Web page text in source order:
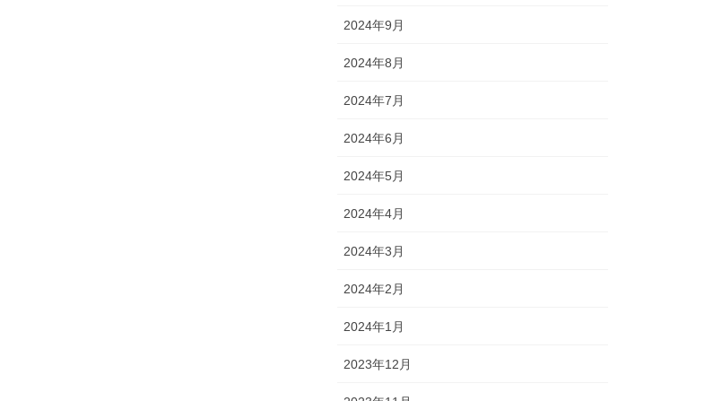
2024年9月
2024年8月
2024年7月
2024年6月
2024年5月
2024年4月
2024年3月
2024年2月
2024年1月
2023年12月